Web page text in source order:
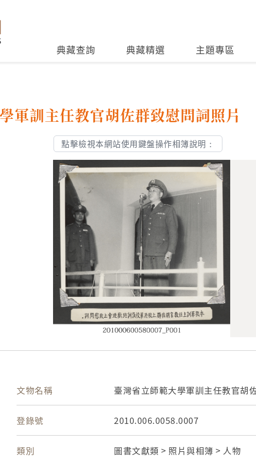
全站
典藏查詢 典藏精選 主題專區
軍訓主任教官胡佐群致慰問詞照片
點擊檢視本網站使用鍵盤操作相簿說明：
文物名稱 臺灣省立師範大學軍訓主任教官胡
登錄號 2010.006.0058.0007
類別 圖書文獻類 > 照片與相簿 > 人物